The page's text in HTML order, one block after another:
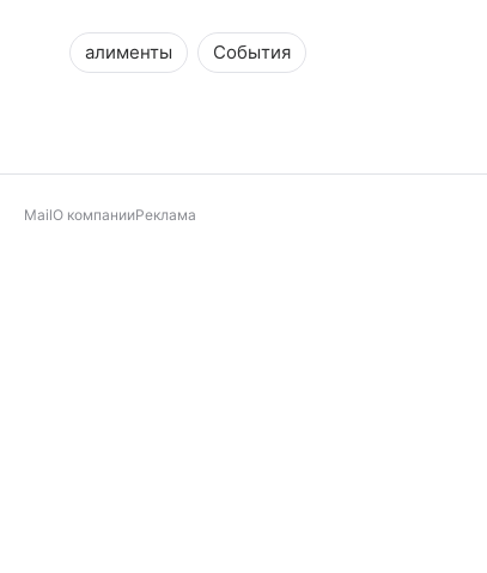
алименты События
MailО компанииРеклама